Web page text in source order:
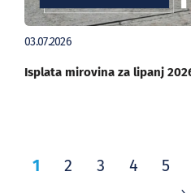
03.07.2026
Isplata mirovina za lipanj
1 2 3 4 5